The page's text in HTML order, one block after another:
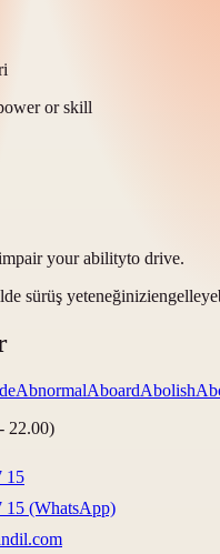
or skill
your abilityto drive.
sürüş yeteneğinizi
AbnormalAboardAbolish
22.00)
15
15 (WhatsApp)